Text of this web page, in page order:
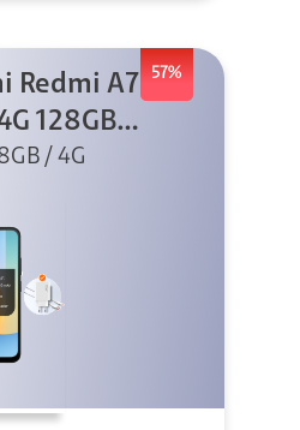
57%
Redmi A7
128GB
+
/ 4G